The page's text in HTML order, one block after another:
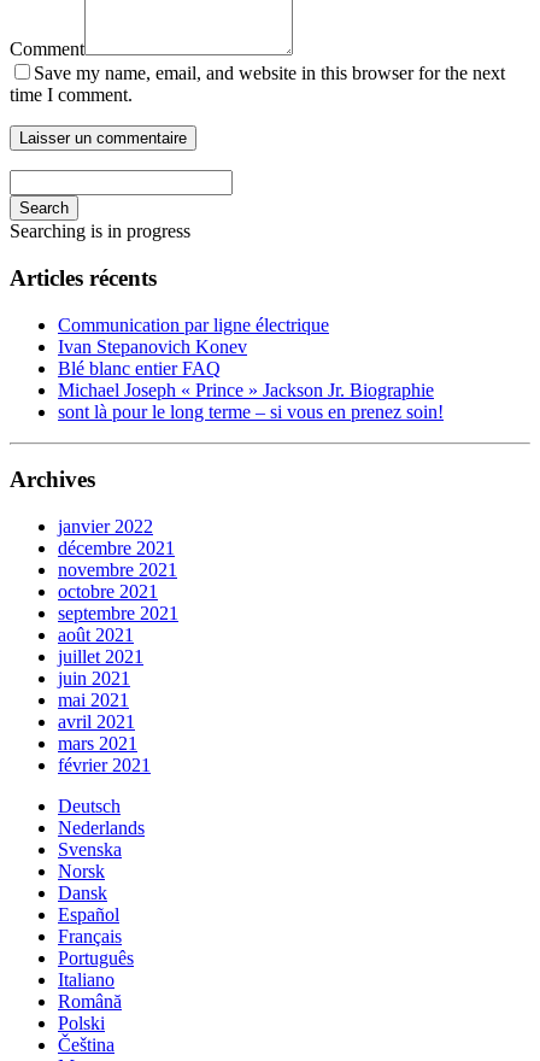
Comment
Save my name, email, and website in this browser for the next
time I comment.
Search
Searching is in progress
Articles récents
Communication par ligne électrique
Ivan Stepanovich Konev
Blé blanc entier FAQ
Michael Joseph « Prince » Jackson Jr. Biographie
sont là pour le long terme – si vous en prenez soin!
Archives
janvier 2022
décembre 2021
novembre 2021
octobre 2021
septembre 2021
août 2021
juillet 2021
juin 2021
mai 2021
avril 2021
mars 2021
février 2021
Deutsch
Nederlands
Svenska
Norsk
Dansk
Español
Français
Português
Italiano
Română
Polski
Čeština